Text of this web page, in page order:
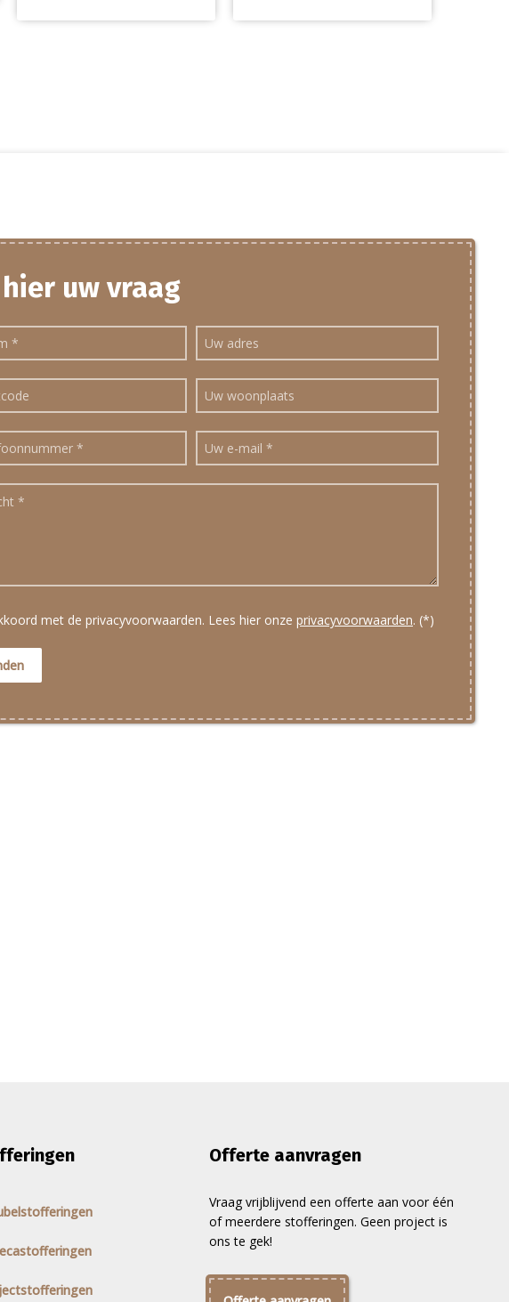
uw vraag
met de privacyvoorwaarden. Lees hier onze privacyvoorwaarden. (*)
Offerte aanvragen
Vraag vrijblijvend een offerte aan voor één
of meerdere stofferingen. Geen project is
ons te gek!